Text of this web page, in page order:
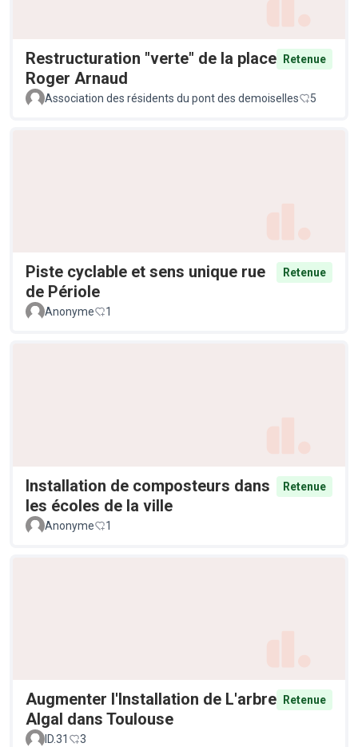
Restructuration "verte" de la place
Roger Arnaud
Retenue
Association des résidents du pont des demoiselles 5
Piste cyclable et sens unique rue
de Périole
Retenue
Anonyme 1
Installation de composteurs dans
les écoles de la ville
Retenue
Anonyme 1
Augmenter l'Installation de L'arbre
Algal dans Toulouse
Retenue
ID.31 3